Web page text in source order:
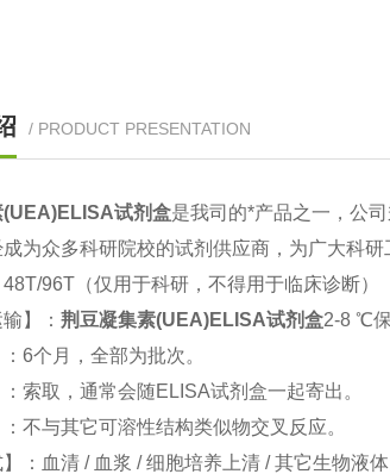
/ PRODUCT PRESENTATION
(UEA)ELISA试剂盒是我司的*产品之一，公
成为众多科研院校的试剂供应商，为广大
48T/96T（仅用于科研，不得用于临床诊断）
】： 荆豆凝集素(UEA)ELISA试剂盒2-8 ℃保
：6个月，全部为批次。
：索取，通常会随ELISA试剂盒一起寄出。
：不与其它可溶性结构类似物交叉反应。
】：血清 / 血浆 / 细胞培养上清 / 其它生物液体